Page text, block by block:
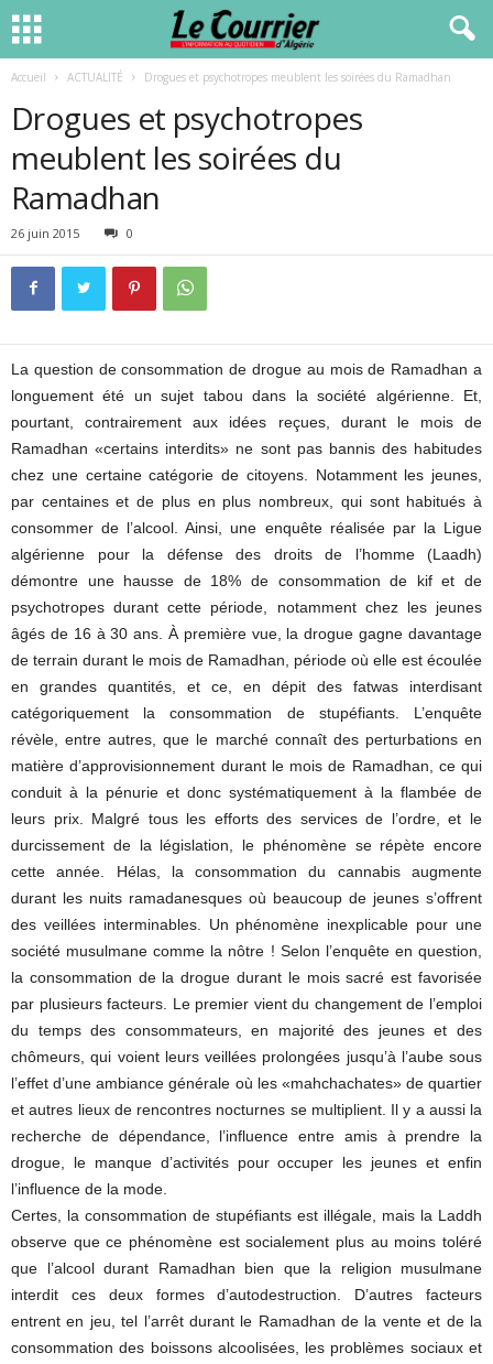
Accueil ACTUALITÉ Drogues et psychotropes meublent les soirées du Ramadhan
Drogues et psychotropes
meublent les soirées du
Ramadhan
26 juin 2015 0
La question de consommation de drogue au mois de Ramadhan a
longuement été un sujet tabou dans la société algérienne. Et,
pourtant, contrairement aux idées reçues, durant le mois de
Ramadhan «certains interdits» ne sont pas bannis des habitudes
chez une certaine catégorie de citoyens. Notamment les jeunes,
par centaines et de plus en plus nombreux, qui sont habitués à
consommer de l’alcool. Ainsi, une enquête réalisée par la Ligue
algérienne pour la défense des droits de l’homme (Laadh)
démontre une hausse de 18% de consommation de kif et de
psychotropes durant cette période, notamment chez les jeunes
âgés de 16 à 30 ans. À première vue, la drogue gagne davantage
de terrain durant le mois de Ramadhan, période où elle est écoulée
en grandes quantités, et ce, en dépit des fatwas interdisant
catégoriquement la consommation de stupéfiants. L’enquête
révèle, entre autres, que le marché connaît des perturbations en
matière d’approvisionnement durant le mois de Ramadhan, ce qui
conduit à la pénurie et donc systématiquement à la flambée de
leurs prix. Malgré tous les efforts des services de l’ordre, et le
durcissement de la législation, le phénomène se répète encore
cette année. Hélas, la consommation du cannabis augmente
durant les nuits ramadanesques où beaucoup de jeunes s’offrent
des veillées interminables. Un phénomène inexplicable pour une
société musulmane comme la nôtre ! Selon l’enquête en question,
la consommation de la drogue durant le mois sacré est favorisée
par plusieurs facteurs. Le premier vient du changement de l’emploi
du temps des consommateurs, en majorité des jeunes et des
chômeurs, qui voient leurs veillées prolongées jusqu’à l’aube sous
l’effet d’une ambiance générale où les «mahchachates» de quartier
et autres lieux de rencontres nocturnes se multiplient. Il y a aussi la
recherche de dépendance, l’influence entre amis à prendre la
drogue, le manque d’activités pour occuper les jeunes et enfin
l’influence de la mode.
Certes, la consommation de stupéfiants est illégale, mais la Laddh
observe que ce phénomène est socialement plus au moins toléré
que l’alcool durant Ramadhan bien que la religion musulmane
interdit ces deux formes d’autodestruction. D’autres facteurs
entrent en jeu, tel l’arrêt durant le Ramadhan de la vente et de la
consommation des boissons alcoolisées, les problèmes sociaux et